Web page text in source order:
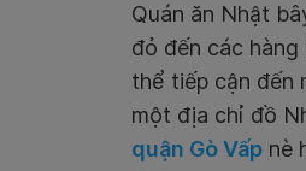
Quán ăn Nhật
đỏ đến các
thể tiếp cận đến
một địa chỉ đồ
quận Gò Vấp nè